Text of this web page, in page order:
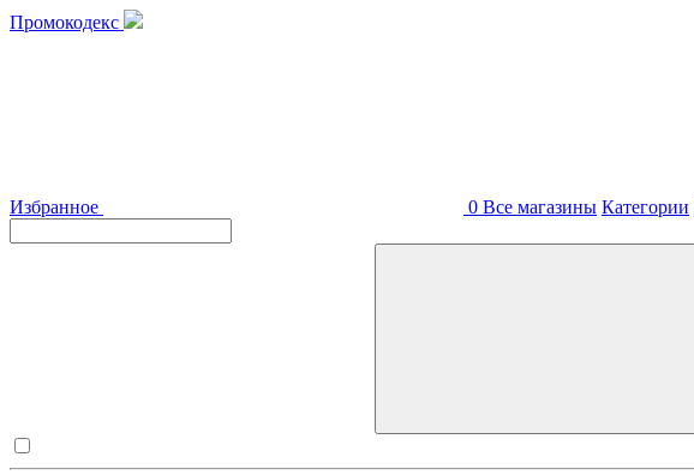
Промокодекс
Избранное 0 Все магазины Категории